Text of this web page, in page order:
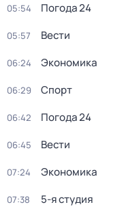
05:54 Погода 24
05:57 Вести
06:24 Экономика
06:29 Спорт
06:42 Погода 24
06:45 Вести
07:24 Экономика
07:38 5-я студия